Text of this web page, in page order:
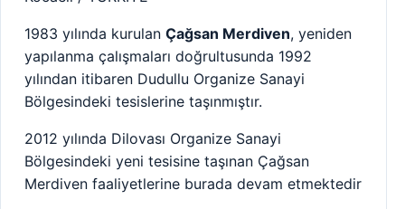
1983 yılında kurulan Çağsan Merdiven, yeniden
yapılanma çalışmaları doğrultusunda 1992
yılından itibaren Dudullu Organize Sanayi
Bölgesindeki tesislerine taşınmıştır.
2012 yılında Dilovası Organize Sanayi
Bölgesindeki yeni tesisine taşınan Çağsan
Merdiven faaliyetlerine burada devam etmektedir